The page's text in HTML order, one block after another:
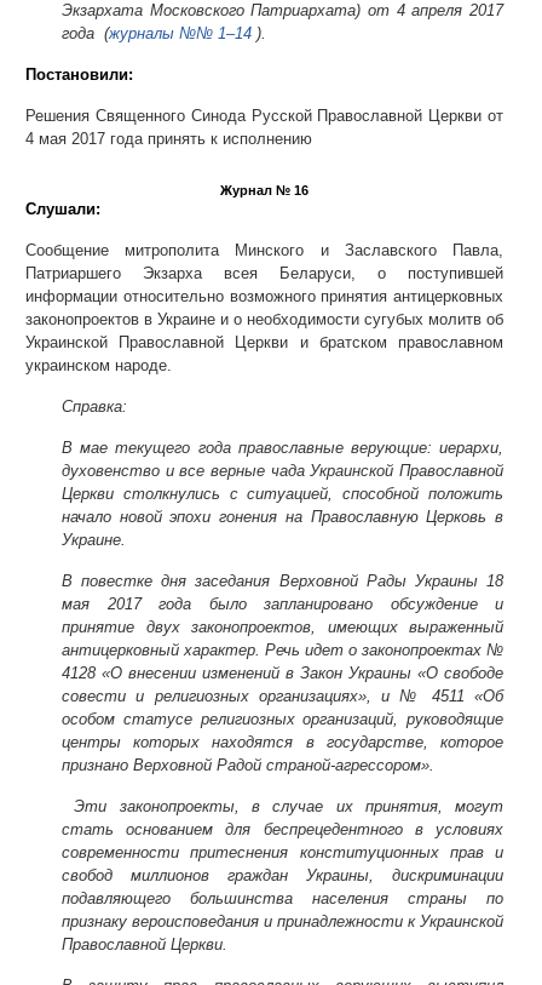
Экзархата Московского Патриархата) от 4 апреля 2017
годa (журналы №№ 1–14 ).
Постановили:
Решения Священного Синода Русской Православной Церкви от
4 мая 2017 года принять к исполнению
Журнал № 16
Слушали:
Сообщение митрополита Минского и Заславского Павла,
Патриаршего Экзарха всея Беларуси, о поступившей
информации относительно возможного принятия антицерковных
законопроектов в Украине и о необходимости сугубых молитв об
Украинской Православной Церкви и братском православном
украинском народе.
Справка:
В мае текущего года православные верующие: иерархи,
духовенство и все верные чада Украинской Православной
Церкви столкнулись с ситуацией, способной положить
начало новой эпохи гонения на Православную Церковь в
Украине.
В повестке дня заседания Верховной Рады Украины 18
мая 2017 года было запланировано обсуждение и
принятие двух законопроектов, имеющих выраженный
антицерковный характер. Речь идет о законопроектах №
4128 «О внесении изменений в Закон Украины «О свободе
совести и религиозных организациях», и № 4511 «Об
особом статусе религиозных организаций, руководящие
центры которых находятся в государстве, которое
признано Верховной Радой страной-агрессором».
Эти законопроекты, в случае их принятия, могут
стать основанием для беспрецедентного в условиях
современности притеснения конституционных прав и
свобод миллионов граждан Украины, дискриминации
подавляющего большинства населения страны по
признаку вероисповедания и принадлежности к Украинской
Православной Церкви.